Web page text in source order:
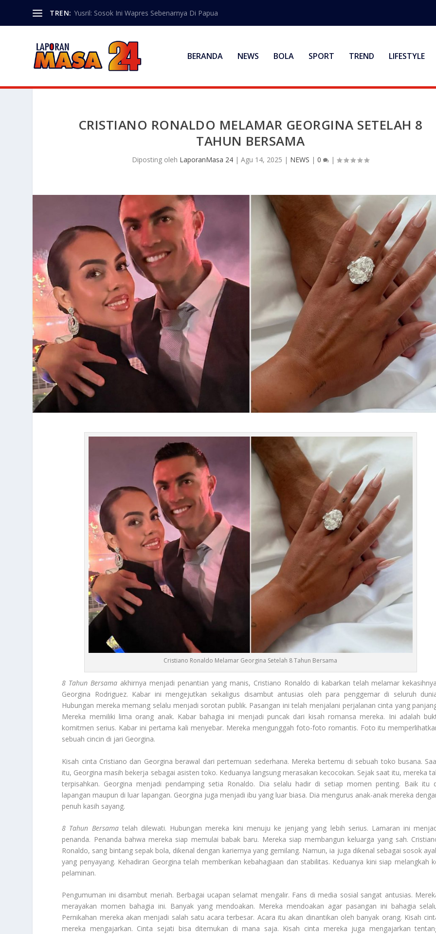
TREN: Yusril: Sosok Ini Wapres Sebenarnya Di Papua
BERANDA NEWS BOLA SPORT TREND LIFESTYLE
CRISTIANO RONALDO MELAMAR GEORGINA SETELAH 8
TAHUN BERSAMA
Diposting oleh LaporanMasa 24 |Agu 14, 2025 | NEWS |0 |
Cristiano Ronaldo Melamar Georgina Setelah 8 Tahun Bersama
8 Tahun Bersama akhirnya menjadi penantian yang manis, Cristiano Ronaldo di kabarkan telah melamar
Georgina Rodriguez. Kabar ini mengejutkan sekaligus disambut antusias oleh para penggemar di seluruh
Hubungan mereka memang selalu menjadi sorotan publik. Pasangan ini telah menjalani perjalanan cinta yang
Mereka memiliki lima orang anak. Kabar bahagia ini menjadi puncak dari kisah romansa mereka. Ini adalah
komitmen serius. Kabar ini pertama kali menyebar. Mereka mengunggah foto-foto romantis. Foto itu
sebuah cincin di jari Georgina.
Kisah cinta Cristiano dan Georgina berawal dari pertemuan sederhana. Mereka bertemu di sebuah toko busana.
itu, Georgina masih bekerja sebagai asisten toko. Keduanya langsung merasakan kecocokan. Sejak saat itu, mereka
terpisahkan. Georgina menjadi pendamping setia Ronaldo. Dia selalu hadir di setiap momen penting. Baik itu
lapangan maupun di luar lapangan. Georgina juga menjadi ibu yang luar biasa. Dia mengurus anak-anak mereka
penuh kasih sayang.
8 Tahun Bersamatelah dilewati. Hubungan mereka kini menuju ke jenjang yang lebih serius. Lamaran ini
penanda. Penanda bahwa mereka siap memulai babak baru. Mereka siap membangun keluarga yang sah.
Ronaldo, sang bintang sepak bola, dikenal dengan kariernya yang gemilang. Namun, ia juga dikenal sebagai sosok
yang penyayang. Kehadiran Georgina telah memberikan kebahagiaan dan stabilitas. Keduanya kini siap melangkah
pelaminan.
Pengumuman ini disambut meriah. Berbagai ucapan selamat mengalir. Fans di media sosial sangat antusias.
merayakan momen bahagia ini. Banyak yang mendoakan. Mereka mendoakan agar pasangan ini bahagia
Pernikahan mereka akan menjadi salah satu acara terbesar. Acara itu akan dinantikan oleh banyak orang. Kisah
mereka mengajarkan. Cinta sejati bisa ditemukan di mana saja. Kisah cinta mereka juga mengajarkan